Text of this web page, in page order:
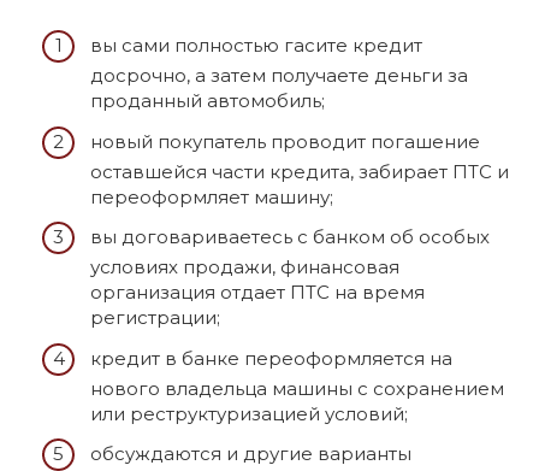
вы сами полностью гасите кредит
досрочно, а затем получаете деньги за
проданный автомобиль;
новый покупатель проводит погашение
оставшейся части кредита, забирает ПТС и
переоформляет машину;
вы договариваетесь с банком об особых
условиях продажи, финансовая
организация отдает ПТС на время
регистрации;
кредит в банке переоформляется на
нового владельца машины с сохранением
или реструктуризацией условий;
обсуждаются и другие варианты